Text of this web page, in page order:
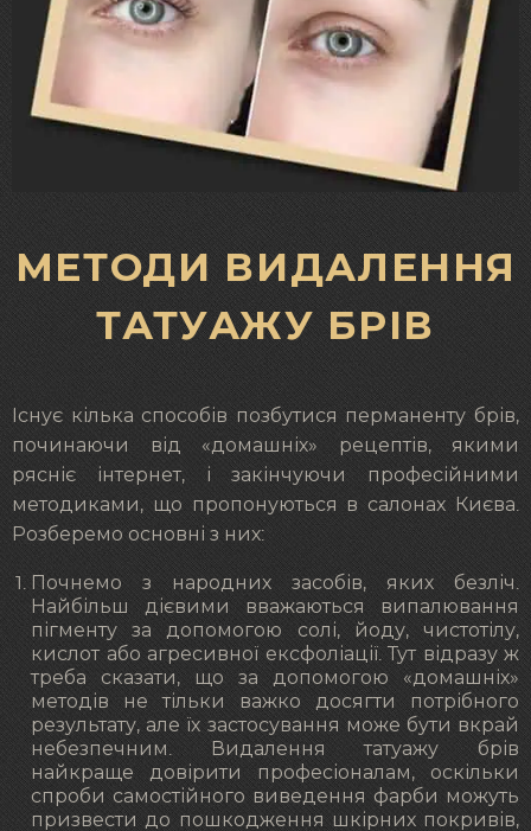
МЕТОДИ ВИДАЛЕННЯ
ТАТУАЖУ БРІВ
Існує кілька способів позбутися перманенту брів,
починаючи від «домашніх» рецептів, якими
рясніє інтернет, і закінчуючи професійними
методиками, що пропонуються в салонах Києва.
Розберемо основні з них:
Почнемо з народних засобів, яких безліч.
Найбільш дієвими вважаються випалювання
пігменту за допомогою солі, йоду, чистотілу,
кислот або агресивної ексфоліації. Тут відразу ж
треба сказати, що за допомогою «домашніх»
методів не тільки важко досягти потрібного
результату, але їх застосування може бути вкрай
небезпечним. Видалення татуажу брів
найкраще довірити професіоналам, оскільки
спроби самостійного виведення фарби можуть
призвести до пошкодження шкірних покривів,